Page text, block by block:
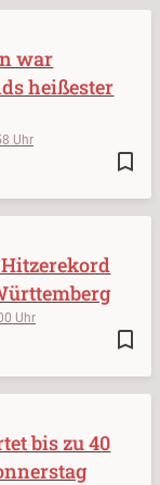
bookmark_border
war
heißester
bookmark_border
bis zu 40